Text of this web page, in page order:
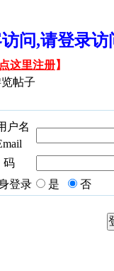
访问,请登录
点这里注册】
帖子
户名
码
登录
是 否